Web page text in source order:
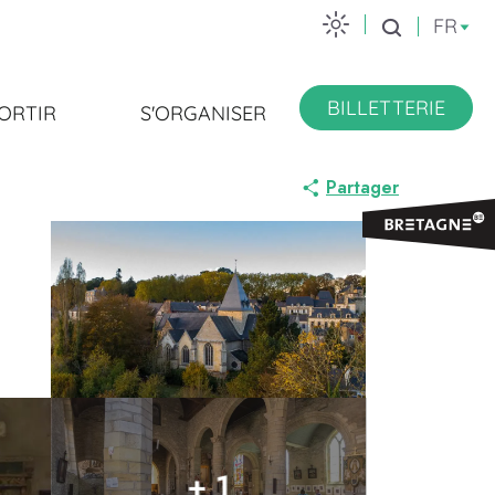
FR
BILLETTERIE
S'ORGANISER
Partager